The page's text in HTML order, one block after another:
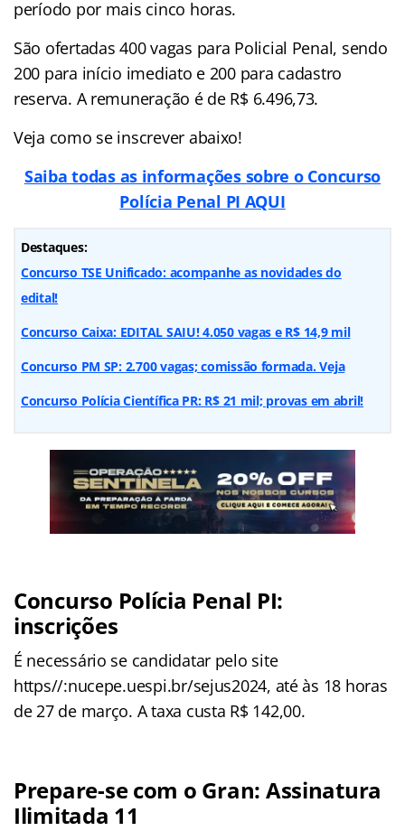
período por mais cinco horas.
São ofertadas 400 vagas para Policial Penal, sendo
200 para início imediato e 200 para cadastro
reserva. A remuneração é de R$ 6.496,73.
Veja como se inscrever abaixo!
Saiba todas as informações sobre o Concurso
Polícia Penal PI AQUI
Destaques:
Concurso TSE Unificado: acompanhe as novidades do
edital!
Concurso Caixa: EDITAL SAIU! 4.050 vagas e R$ 14,9 mil
Concurso PM SP: 2.700 vagas; comissão formada. Veja
Concurso Polícia Científica PR: R$ 21 mil; provas em abril!
Concurso Polícia Penal PI:
inscrições
É necessário se candidatar pelo site
https//:nucepe.uespi.br/sejus2024, até às 18 horas
de 27 de março. A taxa custa R$ 142,00.
Prepare-se com o Gran: Assinatura
Ilimitada 11